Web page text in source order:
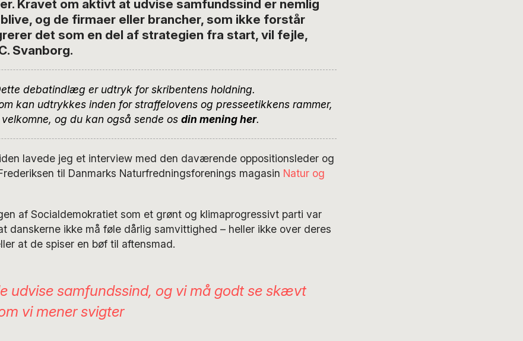
Kravet om aktivt at udvise samfundssind er nemlig
og de firmaer eller brancher, som ikke forstår
det som en del af strategien fra start, vil fejle,
Svanborg.
debatindlæg er udtryk for skribentens holdning.
kan udtrykkes inden for straffelovens og presseetikkens rammer,
og du kan også sende os din mening her.
lavede jeg et interview med den daværende oppositionsleder og
til Danmarks Naturfredningsforenings magasin Natur og
af Socialdemokratiet som et grønt og klimaprogressivt parti var
danskerne ikke må føle dårlig samvittighed – heller ikke over deres
at de spiser en bøf til aftensmad.
udvise samfundssind, og vi må godt se skævt
vi mener svigter